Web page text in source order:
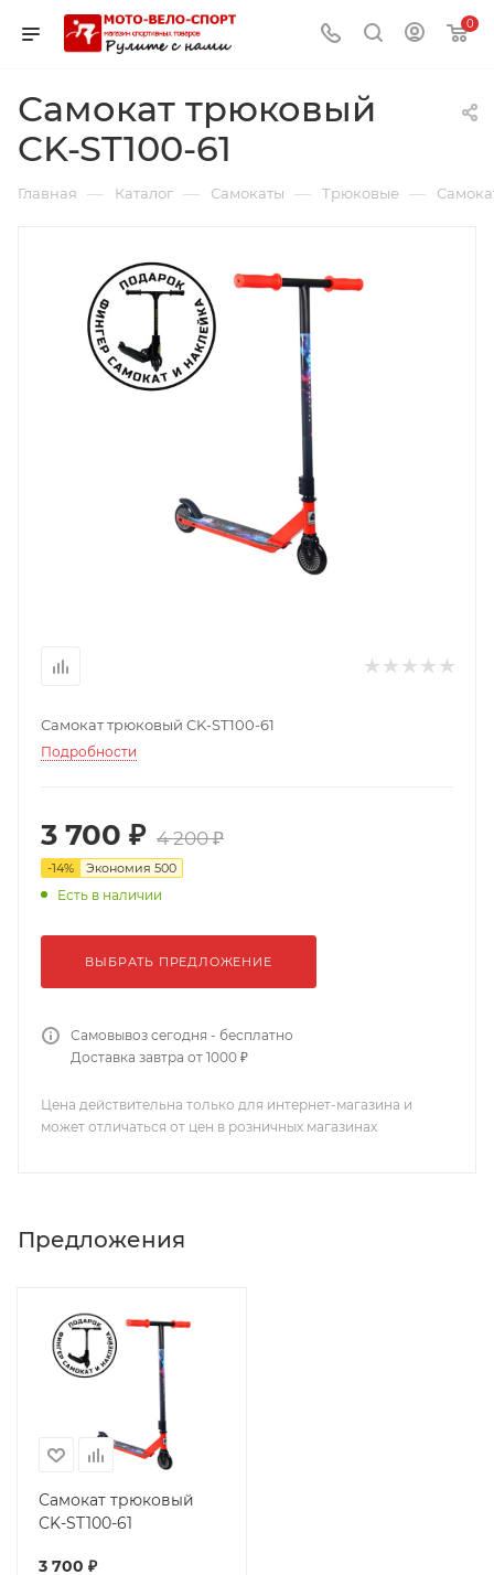
0
Самокат трюковый
CK-ST100-61
Главная — Каталог — Самокаты — Трюковые —
Самокат трюковый CK-ST100-61
Подробности
3 700 ₽ 4 200 ₽
-14% Экономия 500
Есть в наличии
ВЫБРАТЬ ПРЕДЛОЖЕНИЕ
Самовывоз сегодня - бесплатно
Доставка завтра от 1000 ₽
Цена действительна только для интернет-магазина и
может отличаться от цен в розничных магазинах
Предложения
Самокат трюковый
CK-ST100-61
3 700 ₽